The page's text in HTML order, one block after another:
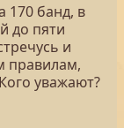
170 банд, в
до пяти
и
правилам,
уважают?